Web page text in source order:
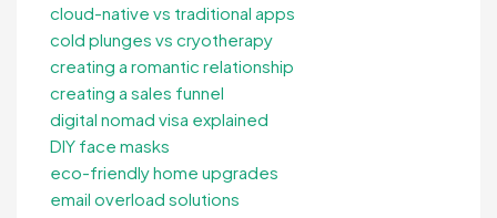
cloud-native vs traditional apps
cold plunges vs cryotherapy
creating a romantic relationship
creating a sales funnel
digital nomad visa explained
DIY face masks
eco-friendly home upgrades
email overload solutions